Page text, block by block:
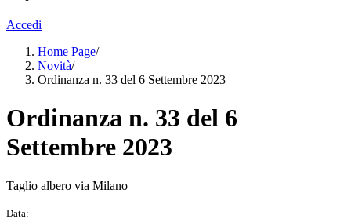
Accedi
Home Page/
Novità/
Ordinanza n. 33 del 6 Settembre 2023
Ordinanza n. 33 del 6
Settembre 2023
Taglio albero via Milano
Data: